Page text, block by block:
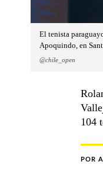
El tenista
Apoquindo, en
@chile_open
104
POR